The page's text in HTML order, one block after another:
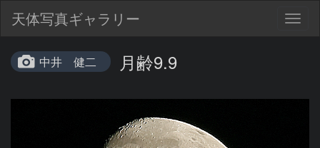
天体写真ギャラリー
中井 健二 月齢9.9